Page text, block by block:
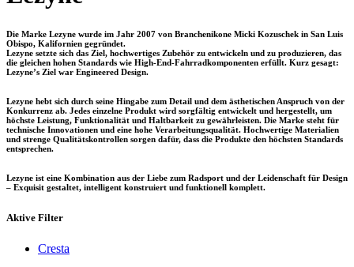
Die Marke Lezyne wurde im Jahr 2007 von Branchenikone Micki Kozuschek in San Luis
Obispo, Kalifornien gegründet.
Lezyne setzte sich das Ziel, hochwertiges Zubehör zu entwickeln und zu produzieren, das
die gleichen hohen Standards wie High-End-Fahrradkomponenten erfüllt. Kurz gesagt:
Lezyne’s Ziel war Engineered Design.
Lezyne hebt sich durch seine Hingabe zum Detail und dem ästhetischen Anspruch von der
Konkurrenz ab. Jedes einzelne Produkt wird sorgfältig entwickelt und hergestellt, um
höchste Leistung, Funktionalität und Haltbarkeit zu gewährleisten. Die Marke steht für
technische Innovationen und eine hohe Verarbeitungsqualität. Hochwertige Materialien
und strenge Qualitätskontrollen sorgen dafür, dass die Produkte den höchsten Standards
entsprechen.
Lezyne ist eine Kombination aus der Liebe zum Radsport und der Leidenschaft für Design
– Exquisit gestaltet, intelligent konstruiert und funktionell komplett.
Aktive Filter
Cresta